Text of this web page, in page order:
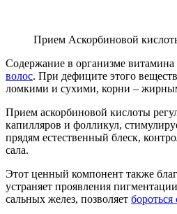
Прием Аскорбиновой
Содержание в организме витамина
волос. При дефиците этого
ломкими и сухими, корни –
Прием аскорбиновой кислоты
капилляров и фолликул,
прядям естественный блеск,
сала.
Этот ценный компонент также
устраняет проявления
сальных желез, позволяет